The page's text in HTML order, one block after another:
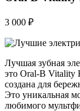
3 000 ₽
Лучшая зубная
это Oral-B Vitality
создана для
Это уникальная
любимого